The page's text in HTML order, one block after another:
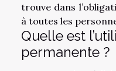
trouve dans
à toutes les
Quelle est
permanente ?